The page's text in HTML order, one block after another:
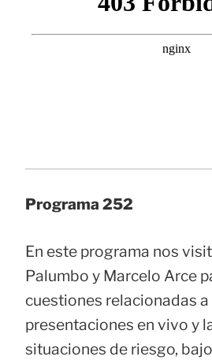
Programa 252
En este programa nos
Palumbo y Marcelo Arce
cuestiones relacionadas a
presentaciones en vivo y
situaciones de riesgo,